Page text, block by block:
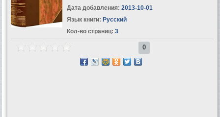
Дата добавления: 2013-10-01
Язык книги: Русский
Кол-во страниц: 3
0